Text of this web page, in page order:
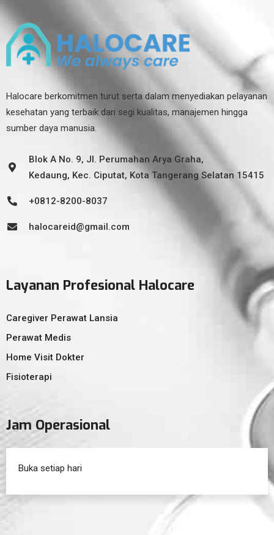
Halocare berkomitmen turut serta dalam menyediakan pelayanan
kesehatan yang terbaik dari segi kualitas, manajemen hingga
sumber daya manusia.
Blok A No. 9, Jl. Perumahan Arya Graha,
Kedaung, Kec. Ciputat, Kota Tangerang Selatan 15415
+0812-8200-8037
halocareid@gmail.com
Layanan Profesional Halocare
Caregiver Perawat Lansia
Perawat Medis
Home Visit Dokter
Fisioterapi
Jam Operasional
Buka setiap hari